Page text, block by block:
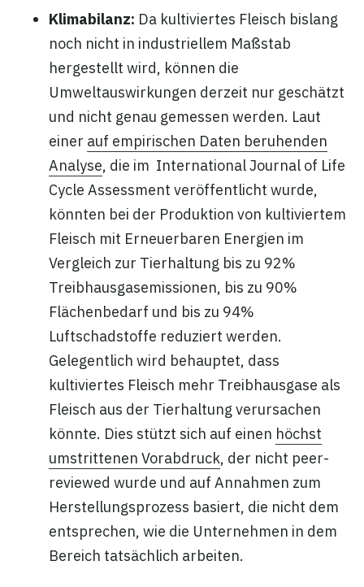
Klimabilanz: Da kultiviertes Fleisch bislang
noch nicht in industriellem Maßstab
hergestellt wird, können die
Umweltauswirkungen derzeit nur geschätzt
und nicht genau gemessen werden. Laut
einer auf empirischen Daten beruhenden
Analyse, die im International Journal of Life
Cycle Assessment veröffentlicht wurde,
könnten bei der Produktion von kultiviertem
Fleisch mit Erneuerbaren Energien im
Vergleich zur Tierhaltung bis zu 92%
Treibhausgasemissionen, bis zu 90%
Flächenbedarf und bis zu 94%
Luftschadstoffe reduziert werden.
Gelegentlich wird behauptet, dass
kultiviertes Fleisch mehr Treibhausgase als
Fleisch aus der Tierhaltung verursachen
könnte. Dies stützt sich auf einen höchst
umstrittenen Vorabdruck, der nicht peer-
reviewed wurde und auf Annahmen zum
Herstellungsprozess basiert, die nicht dem
entsprechen, wie die Unternehmen in dem
Bereich tatsächlich arbeiten.